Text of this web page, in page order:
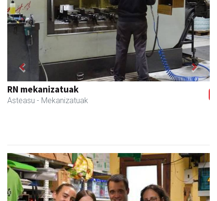
RN mekanizatuak
Asteasu - Mekanizatuak
Previous Next